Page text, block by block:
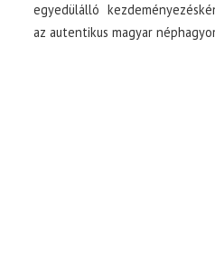
egyedülálló
az autentikus magyar